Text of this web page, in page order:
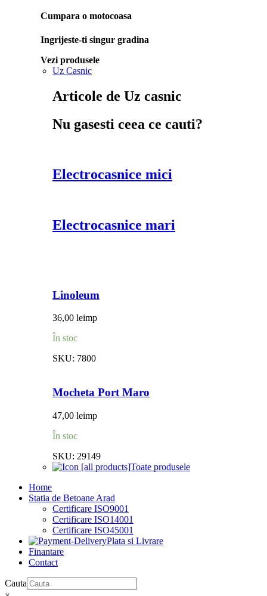
Cumpara o motocoasa
Ingrijeste-ti singur gradina
Vezi produsele
Uz Casnic
Articole de Uz casnic
Nu gasesti ceea ce cauti?
Electrocasnice mici
Electrocasnice mari
Linoleum
36,00 leimp
În stoc
SKU: 7800
Mocheta Port Maro
47,00 leimp
În stoc
SKU: 29149
Toate produsele
Home
Statia de Betoane Arad
Certificare ISO9001
Certificare ISO14001
Certificare ISO45001
Plata si Livrare
Finantare
Contact
Cauta